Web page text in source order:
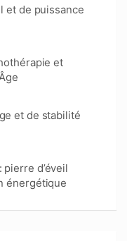
et de puissance
et
et de stabilité
d’éveil
énergétique